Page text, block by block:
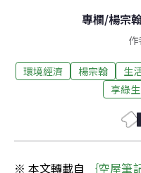
專欄/楊宗
環境經濟 楊宗翰 生
享綠
※ 本文轉載自 ｛空屋